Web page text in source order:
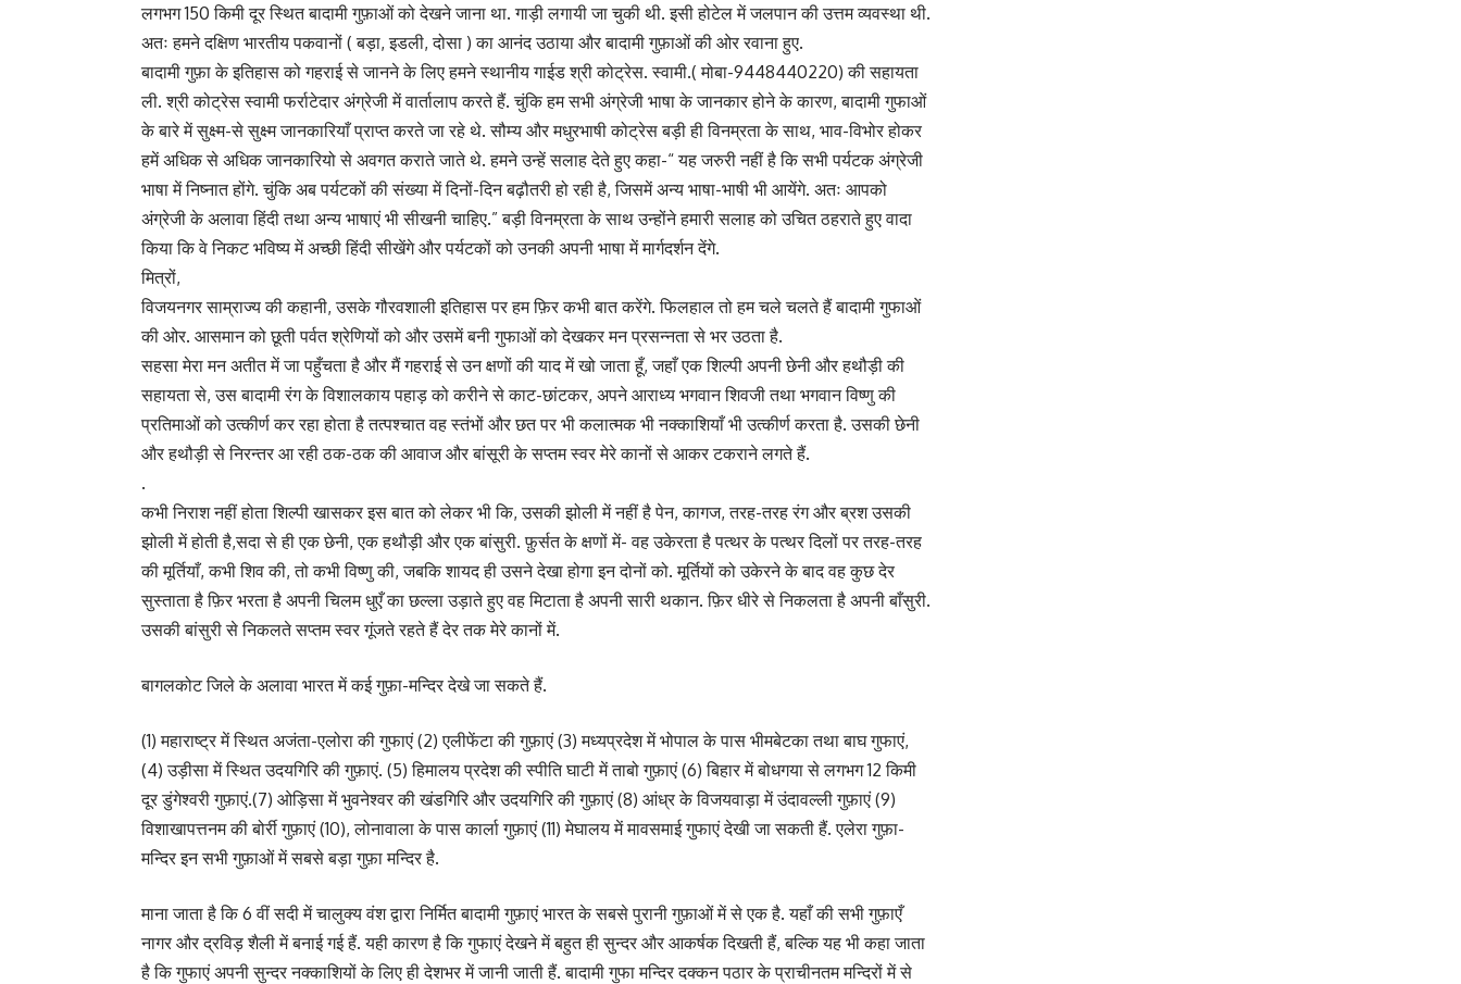
लगभग 150 किमी दूर स्थित बादामी गुफ़ाओं को देखने जाना था. गाड़ी लगायी जा चुकी थी. इसी होटेल में जलपान की उत्तम व्यवस्था थी.
अतः हमने दक्षिण भारतीय पकवानों ( बड़ा, इडली, दोसा ) का आनंद उठाया और बादामी गुफ़ाओं की ओर रवाना हुए.
बादामी गुफ़ा के इतिहास को गहराई से जानने के लिए हमने स्थानीय गाईड श्री कोट्रेस. स्वामी.( मोबा-9448440220) की सहायता
ली. श्री कोट्रेस स्वामी फर्राटेदार अंग्रेजी में वार्तालाप करते हैं. चुंकि हम सभी अंग्रेजी भाषा के जानकार होने के कारण, बादामी गुफाओं
के बारे में सुक्ष्म-से सुक्ष्म जानकारियाँ प्राप्त करते जा रहे थे. सौम्य और मधुरभाषी कोट्रेस बड़ी ही विनम्रता के साथ, भाव-विभोर होकर
हमें अधिक से अधिक जानकारियो से अवगत कराते जाते थे. हमने उन्हें सलाह देते हुए कहा-“ यह जरुरी नहीं है कि सभी पर्यटक अंग्रेजी
भाषा में निष्नात होंगे. चुंकि अब पर्यटकों की संख्या में दिनों-दिन बढ़ौतरी हो रही है, जिसमें अन्य भाषा-भाषी भी आयेंगे. अतः आपको
अंग्रेजी के अलावा हिंदी तथा अन्य भाषाएं भी सीखनी चाहिए.” बड़ी विनम्रता के साथ उन्होंने हमारी सलाह को उचित ठहराते हुए वादा
किया कि वे निकट भविष्य में अच्छी हिंदी सीखेंगे और पर्यटकों को उनकी अपनी भाषा में मार्गदर्शन देंगे.
मित्रों,
विजयनगर साम्राज्य की कहानी, उसके गौरवशाली इतिहास पर हम फ़िर कभी बात करेंगे. फिलहाल तो हम चले चलते हैं बादामी गुफाओं
की ओर. आसमान को छूती पर्वत श्रेणियों को और उसमें बनी गुफाओं को देखकर मन प्रसन्नता से भर उठता है.
सहसा मेरा मन अतीत में जा पहुँचता है और मैं गहराई से उन क्षणों की याद में खो जाता हूँ, जहाँ एक शिल्पी अपनी छेनी और हथौड़ी की
सहायता से, उस बादामी रंग के विशालकाय पहाड़ को करीने से काट-छांटकर, अपने आराध्य भगवान शिवजी तथा भगवान विष्णु की
प्रतिमाओं को उत्कीर्ण कर रहा होता है तत्पश्चात वह स्तंभों और छत पर भी कलात्मक भी नक्काशियाँ भी उत्कीर्ण करता है. उसकी छेनी
और हथौड़ी से निरन्तर आ रही ठक-ठक की आवाज और बांसूरी के सप्तम स्वर मेरे कानों से आकर टकराने लगते हैं.
.
कभी निराश नहीं होता शिल्पी खासकर इस बात को लेकर भी कि, उसकी झोली में नहीं है पेन, कागज, तरह-तरह रंग और ब्रश उसकी
झोली में होती है,सदा से ही एक छेनी, एक हथौड़ी और एक बांसुरी. फ़ुर्सत के क्षणों में- वह उकेरता है पत्थर के पत्थर दिलों पर तरह-तरह
की मूर्तियाँ, कभी शिव की, तो कभी वि‍ष्णु की, जबकि शायद ही उसने देखा होगा इन दोनों को. मूर्तियों को उकेरने के बाद वह कुछ देर
सुस्ताता है फ़िर भरता है अपनी चिलम धुएँ का छल्ला उड़ाते हुए वह मिटाता है अपनी सारी थकान. फ़िर धीरे से निकलता है अपनी बाँसुरी.
उसकी बांसुरी से निकलते सप्तम स्वर गूंजते रहते हैं देर तक मेरे कानों में.
बागलकोट जिले के अलावा भारत में कई गुफ़ा-मन्दिर देखे जा सकते हैं.
(1) महारा‍ष्ट्र में स्थित अजंता-एलोरा की गुफाएं (2) एलीफेंटा की गुफ़ाएं (3) मध्यप्रदेश में भोपाल के पास भीमबेटका तथा बाघ गुफाएं,
(4) उड़ीसा में स्थित उदयगिरि की गुफ़ाएं. (5) हिमालय प्रदेश की स्पीति घाटी में ताबो गुफ़ाएं (6) बिहार में बोधगया से लगभग 12 किमी
दूर डुंगेश्वरी गुफ़ाएं.(7) ओड़िसा में भुवनेश्वर की खंडगिरि और उदयगिरि की गुफ़ाएं (8) आंध्र के विजयवाड़ा में उंदावल्ली गुफ़ाएं (9)
विशाखापत्तनम की बोर्री गुफ़ाएं (10), लोनावाला के पास कार्ला गुफ़ाएं (11) मेघालय में मावसमाई गुफाएं देखी जा सकती हैं. एलेरा गुफ़ा-
मन्दिर इन सभी गुफ़ाओं में सबसे बड़ा गुफ़ा मन्दिर है.
माना जाता है कि 6 वीं सदी में चालुक्य वंश द्वारा निर्मित बादामी गुफ़ाएं भारत के सबसे पुरानी गुफ़ाओं में से एक है. यहाँ की सभी गुफ़ाएँ
नागर और द्रविड़ शैली में बनाई गई हैं. यही कारण है कि गुफाएं देखने में बहुत ही सुन्दर और आकर्षक दिखती हैं, बल्कि यह भी कहा जाता
है कि गुफाएं अपनी सुन्दर नक्काशियों के लिए ही देशभर में जानी जाती हैं. बादामी गुफा मन्दिर दक्कन पठार के प्राचीनतम मन्दिरों में से